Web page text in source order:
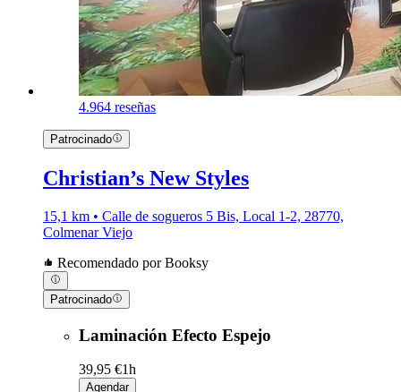
4.964 reseñas
Patrocinado
Christian’s New Styles
15,1 km • Calle de sogueros 5 Bis, Local 1-2, 28770,
Colmenar Viejo
Recomendado por Booksy
Patrocinado
Laminación Efecto Espejo
39,95 €1h
Agendar